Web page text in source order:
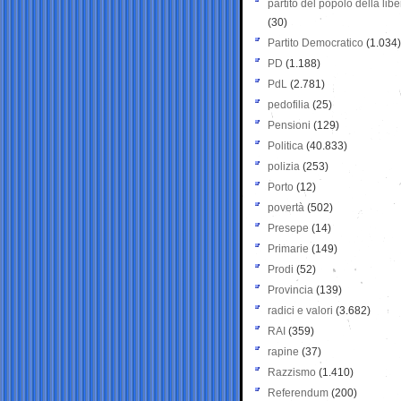
partito del popolo della
(30)
Partito Democratico (1.034)
PD (1.188)
PdL (2.781)
pedofilia (25)
Pensioni (129)
Politica (40.833)
polizia (253)
Porto (12)
povertà (502)
Presepe (14)
Primarie (149)
Prodi (52)
Provincia (139)
radici e valori (3.682)
RAI (359)
rapine (37)
Razzismo (1.410)
Referendum (200)